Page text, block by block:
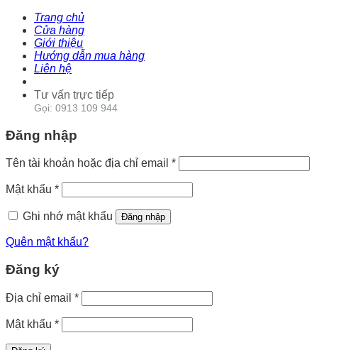
Trang chủ
Cửa hàng
Giới thiệu
Hướng dẫn mua hàng
Liên hệ
Tư vấn trực tiếp
Gọi: 0913 109 944
Đăng nhập
Tên tài khoản hoặc địa chỉ email *
Mật khẩu *
Ghi nhớ mật khẩu Đăng nhập
Quên mật khẩu?
Đăng ký
Địa chỉ email *
Mật khẩu *